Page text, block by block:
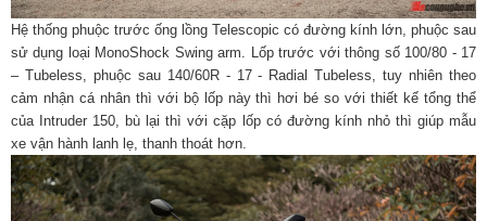
Hệ thống phuộc trước ống lồng Telescopic có đường kính lớn, phuộc sau
sử dụng loại MonoShock Swing arm. Lốp trước với thông số 100/80 - 17
– Tubeless, phuộc sau 140/60R - 17 - Radial Tubeless, tuy nhiên theo
cảm nhận cá nhân thì với bộ lốp này thì hơi bé so với thiết kế tổng thể
của Intruder 150, bù lại thì với cặp lốp có đường kính nhỏ thì giúp mẫu
xe vận hành lanh lẹ, thanh thoát hơn.